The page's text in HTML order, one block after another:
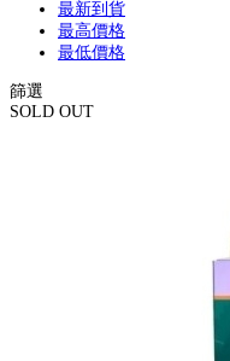
最新到貨
最高價格
最低價格
篩選
SOLD OUT